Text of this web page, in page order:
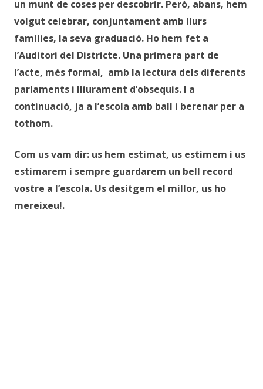
un munt de coses per descobrir. Però, abans, hem
volgut celebrar, conjuntament amb llurs
famílies, la seva graduació. Ho hem fet a
l’Auditori del Districte. Una primera part de
l’acte, més formal, amb la lectura dels diferents
parlaments i lliurament d’obsequis. I a
continuació, ja a l’escola amb ball i berenar per a
tothom.
Com us vam dir: us hem estimat, us estimem i us
estimarem i sempre guardarem un bell record
vostre a l’escola. Us desitgem el millor, us ho
mereixeu!.